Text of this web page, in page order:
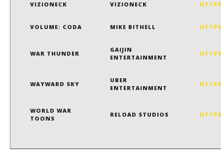
VIZIONECK VIZIONECK
VOLUME: CODA MIKE BITHELL
WAR THUNDER
GAIJIN
ENTERTAINMENT
WAYWARD SKY
UBER
ENTERTAINMENT
WORLD WAR
TOONS
RELOAD STUDIOS